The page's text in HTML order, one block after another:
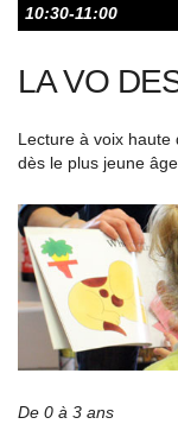
10:30-11:00
LA VO
Lecture à voix haute
dès le plus jeune
De 0 à 3 ans